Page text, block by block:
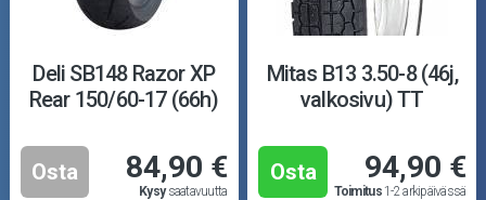
Deli SB148 Razor XP
Rear 150/60-17 (66h)
Osta 84,90 €
Kysysaatavuutta
Mitas B13 3.50-8 (46j,
valkosivu) TT
Osta 94,90 €
Toimitus1-2 arkipäivässä